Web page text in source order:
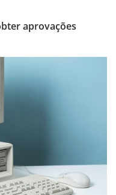
aprovações